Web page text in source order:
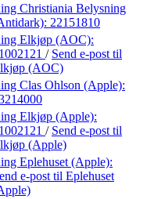
Christiania Belysning
22151810
Elkjøp (AOC):
/ Send e-post til
(AOC)
Clas Ohlson (Apple):
Elkjøp (Apple):
/ Send e-post til
(Apple)
Eplehuset (Apple):
e-post til Eplehuset